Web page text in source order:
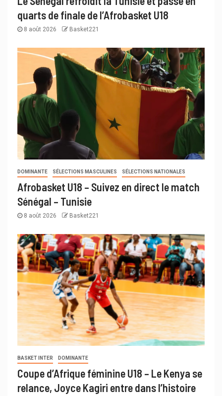
quarts de finale de l’Afrobasket U18
8 août 2026 Basket221
DOMINANTE SÉLECTIONS MASCULINES SÉLECTIONS NATIONALES
Afrobasket U18 – Suivez en direct le match
Sénégal – Tunisie
8 août 2026 Basket221
BASKET INTER DOMINANTE
Coupe d’Afrique féminine U18 – Le Kenya se
relance, Joyce Kagiri entre dans l’histoire